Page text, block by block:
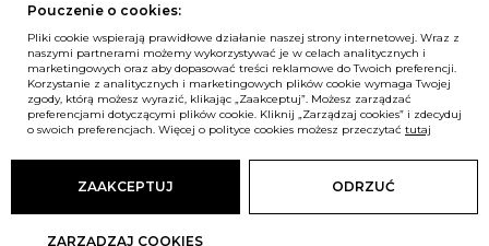
się do naszego #nospam newslettera!
ZAPISZ MNIE
Unia Europejska
Pouczenie o cookies:
Pliki cookie wspierają prawidłowe działanie naszej strony internetowej. Wraz z
naszymi partnerami możemy wykorzystywać je w celach analitycznych i
marketingowych oraz aby dopasować treści reklamowe do Twoich preferencji.
Korzystanie z analitycznych i marketingowych plików cookie wymaga Twojej
zgody, którą możesz wyrazić, klikając „Zaakceptuj”. Możesz zarządzać
preferencjami dotyczącymi plików cookie. Kliknij „Zarządzaj cookies” i zdecyduj
o swoich preferencjach. Więcej o polityce cookies możesz przeczytać tutaj
ZAAKCEPTUJ ODRZUĆ
ZARZĄDZAJ COOKIES